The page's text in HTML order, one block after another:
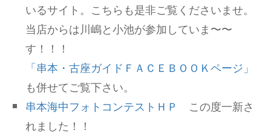
いるサイト。こちらも是非ご覧くださいませ。
当店からは川嶋と小池が参加していま〜〜
す！！！
「串本・古座ガイドＦＡＣＥＢＯＯＫページ」
も併せてご覧下さい。
串本海中フォトコンテストＨＰ
この度一新さ
れました！！